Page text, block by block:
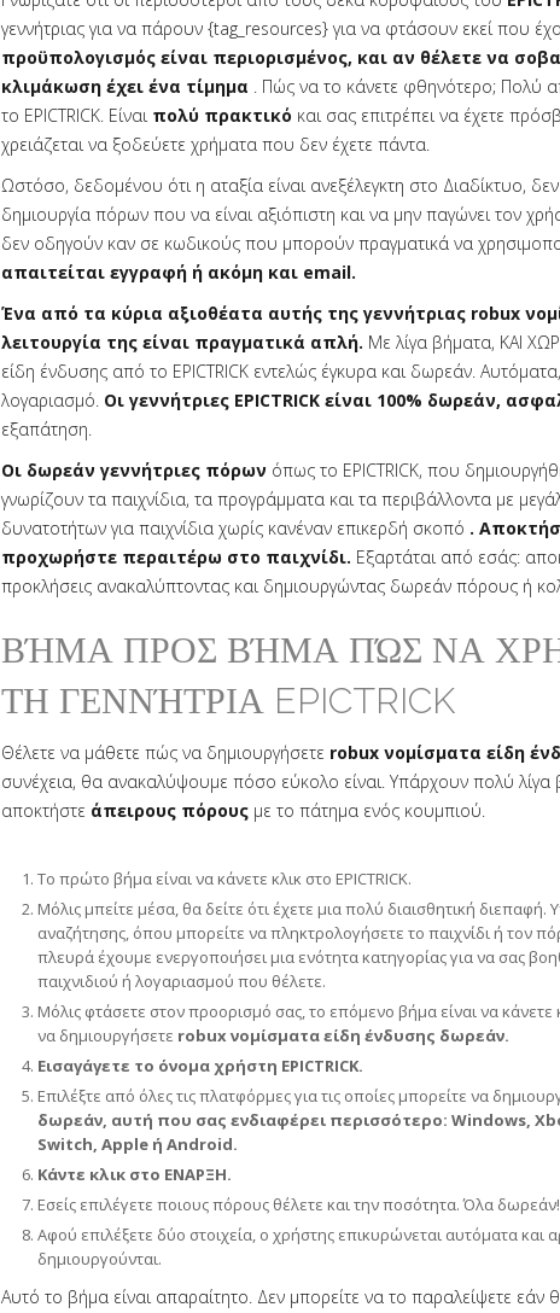
γεννήτριας για να πάρουν {tag_resources} για να φτάσουν εκεί που
προϋπολογισμός είναι περιορισμένος, και αν θέλετε να
κλιμάκωση έχει ένα τίμημα . Πώς να το κάνετε φθηνότερο; Πολύ
το EPICTRICK. Είναι πολύ πρακτικό και σας επιτρέπει να έχετε
χρειάζεται να ξοδεύετε χρήματα που δεν έχετε πάντα.
Ωστόσο, δεδομένου ότι η αταξία είναι ανεξέλεγκτη στο Διαδίκτυο,
δημιουργία πόρων που να είναι αξιόπιστη και να μην παγώνει τον
δεν οδηγούν καν σε κωδικούς που μπορούν πραγματικά να
απαιτείται εγγραφή ή ακόμη και email.
Ένα από τα κύρια αξιοθέατα αυτής της γεννήτριας robux
λειτουργία της είναι πραγματικά απλή. Με λίγα βήματα, ΚΑΙ
είδη ένδυσης από το EPICTRICK εντελώς έγκυρα και δωρεάν.
λογαριασμό. Οι γεννήτριες EPICTRICK είναι 100% δωρεάν,
εξαπάτηση.
Οι δωρεάν γεννήτριες πόρων όπως το EPICTRICK, που
γνωρίζουν τα παιχνίδια, τα προγράμματα και τα περιβάλλοντα με
δυνατοτήτων για παιχνίδια χωρίς κανέναν επικερδή σκοπό .
προχωρήστε περαιτέρω στο παιχνίδι. Εξαρτάται από εσάς:
προκλήσεις ανακαλύπτοντας και δημιουργώντας δωρεάν πόρους ή
ΒΉΜΑ ΠΡΟΣ ΒΉΜΑ ΠΏΣ ΝΑ
ΤΗ ΓΕΝΝΉΤΡΙΑ EPICTRICK
Θέλετε να μάθετε πώς να δημιουργήσετε robux νομίσματα είδη
συνέχεια, θα ανακαλύψουμε πόσο εύκολο είναι. Υπάρχουν πολύ λίγα
αποκτήστε άπειρους πόρους με το πάτημα ενός κουμπιού.
Το πρώτο βήμα είναι να κάνετε κλικ στο EPICTRICK.
Μόλις μπείτε μέσα, θα δείτε ότι έχετε μια πολύ διαισθητική διεπαφή.
αναζήτησης, όπου μπορείτε να πληκτρολογήσετε το παιχνίδι ή τον
πλευρά έχουμε ενεργοποιήσει μια ενότητα κατηγορίας για να σας
παιχνιδιού ή λογαριασμού που θέλετε.
Μόλις φτάσετε στον προορισμό σας, το επόμενο βήμα είναι να κάνετε
να δημιουργήσετε robux νομίσματα είδη ένδυσης δωρεάν.
Εισαγάγετε το όνομα χρήστη EPICTRICK.
Επιλέξτε από όλες τις πλατφόρμες για τις οποίες μπορείτε να
δωρεάν, αυτή που σας ενδιαφέρει περισσότερο: Windows,
Switch, Apple ή Android.
Κάντε κλικ στο ΕΝΑΡΞΗ.
Εσείς επιλέγετε ποιους πόρους θέλετε και την ποσότητα. Όλα δωρεάν!
Αφού επιλέξετε δύο στοιχεία, ο χρήστης επικυρώνεται αυτόματα και
δημιουργούνται.
Αυτό το βήμα είναι απαραίτητο. Δεν μπορείτε να το παραλείψετε εάν